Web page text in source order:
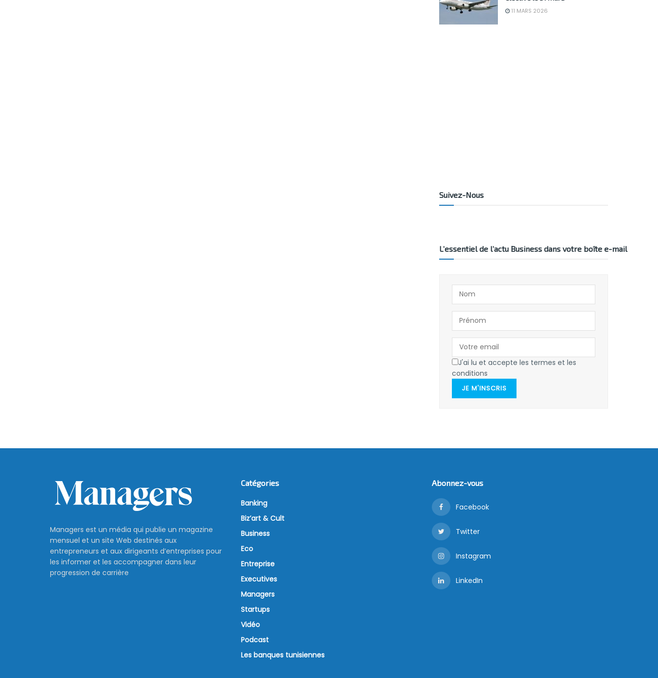
11 MARS 2026
Suivez-Nous
L’essentiel de l’actu Business dans votre boîte e-mail
J'ai lu et accepte les termes et les
conditions
JE M'INSCRIS
Managers est un média qui publie un magazine
mensuel et un site Web destinés aux
entrepreneurs et aux dirigeants d’entreprises pour
les informer et les accompagner dans leur
progression de carrière
Catégories
Banking
Biz’art & Cult
Business
Eco
Entreprise
Executives
Managers
Startups
Vidéo
Podcast
Les banques tunisiennes
Abonnez-vous
Facebook
Twitter
Instagram
LinkedIn